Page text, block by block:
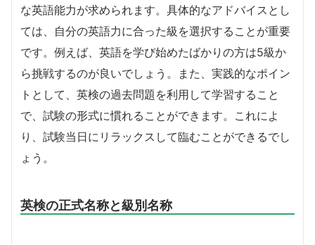
な英語能力が求められます。具体的なアドバイスとし
ては、自分の英語力に合った級を選択することが重要
です。例えば、英語を学び始めたばかりの方は5級か
ら挑戦するのが良いでしょう。また、実践的なポイン
トとして、英検の過去問題を利用して学習すること
で、試験の形式に慣れることができます。これによ
り、試験当日にリラックスして臨むことができるでし
ょう。
英検の正式名称と級別名称